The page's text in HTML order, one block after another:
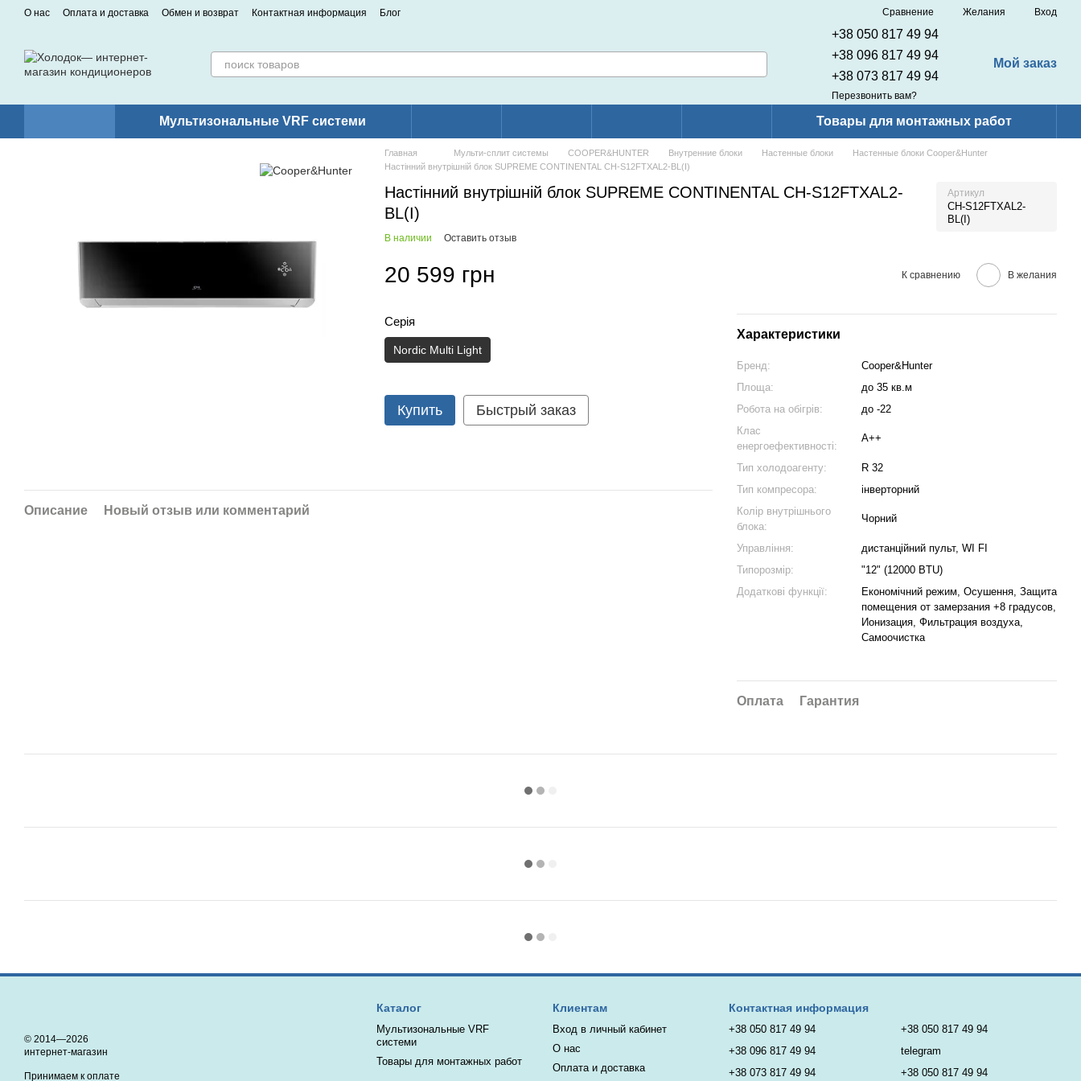
Перейти к основному контенту
О нас Оплата и доставка Обмен и возврат Контактная информация Блог Сравнение Желания Вход
+38 050 817 49 94
+38 096 817 49 94
+38 073 817 49 94
Перезвонить вам?
Мой заказ
Мультизональные VRF системи Товары для монтажных работ
Главная Мульти-сплит системы COOPER&HUNTER Внутренние блоки Настенные блоки
Настенные блоки Cooper&Hunter
Настінний внутрішній блок SUPREME CONTINENTAL CH-S12FTXAL2-BL(I)
Настінний внутрішній блок SUPREME CONTINENTAL CH-S12FTXAL2-
BL(I)
Артикул
CH-S12FTXAL2-
BL(I)
В наличии Оставить отзыв
20 599 грн К сравнению В желания
Серія
Nordic Multi Light
Купить Быстрый заказ
Характеристики
Бренд:
Cooper&Hunter
Площа:
до 35 кв.м
Робота на обігрів:
до -22
Клас
енергоефективності:
A++
Тип холодоагенту:
R 32
Тип компресора:
інверторний
Колір внутрішнього
блока:
Чорний
Управління:
дистанційний пульт, WI FI
Типорозмір:
"12" (12000 BTU)
Додаткові функції:
Економічний режим, Осушення, Защита
помещения от замерзания +8 градусов,
Ионизация, Фильтрация воздуха,
Самоочистка
Оплата Гарантия
Описание Новый отзыв или комментарий
© 2014—2026
интернет-магазин
Принимаем к оплате
Каталог
Мультизональные VRF
системи
Товары для монтажных работ
Клиентам
Вход в личный кабинет
О нас
Оплата и доставка
Контактная информация
+38 050 817 49 94
+38 096 817 49 94
+38 073 817 49 94
+38 050 817 49 94
telegram
+38 050 817 49 94